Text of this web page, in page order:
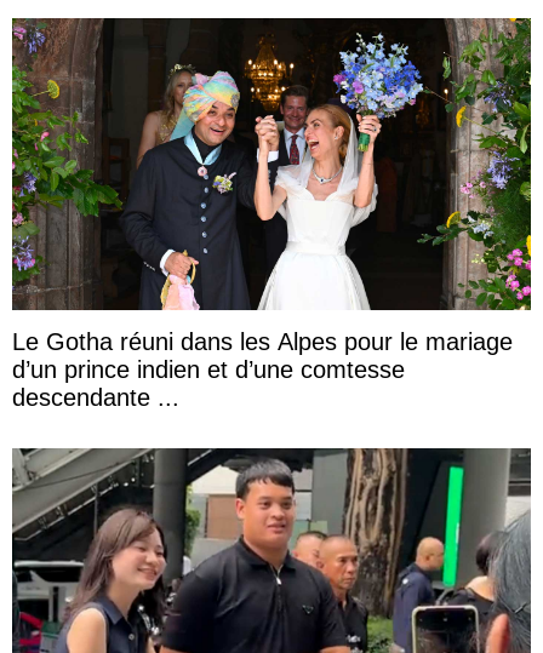
Le Gotha réuni dans les Alpes pour le mariage
d’un prince indien et d’une comtesse
descendante ...